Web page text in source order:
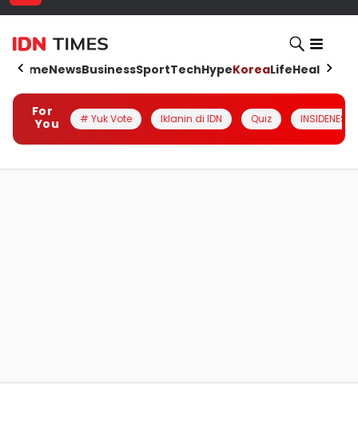
HomeNewsBusinessSportTechHypeKoreaLifeHealth
For
You
# Yuk Vote Iklanin di IDN Quiz INSIDENESIA